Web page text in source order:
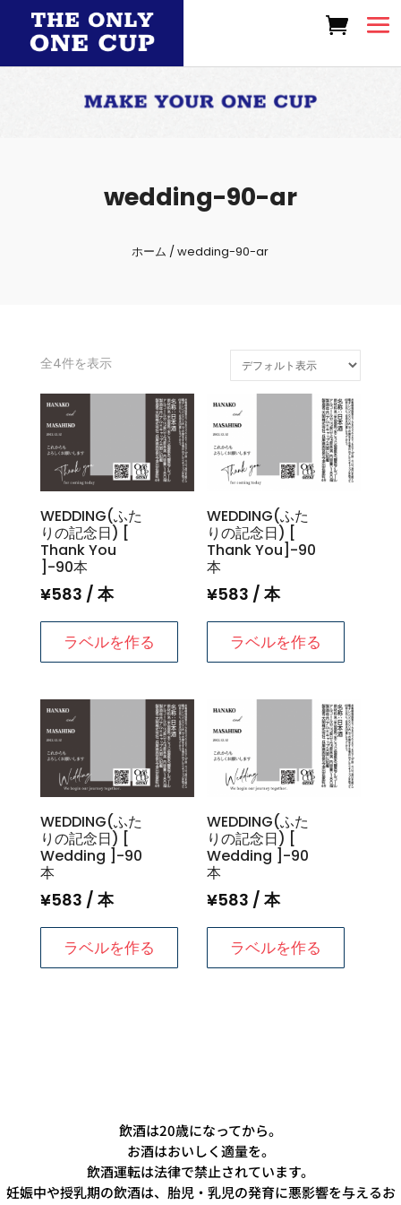
wedding-90-ar
ホーム / wedding-90-ar
全4件を表示
WEDDING(ふた
りの記念日) [
Thank You
]-90本
¥583 / 本
ラベルを作る
WEDDING(ふた
りの記念日) [
Thank You]-90
本
¥583 / 本
ラベルを作る
WEDDING(ふた
りの記念日) [
Wedding ]-90
本
¥583 / 本
ラベルを作る
WEDDING(ふた
りの記念日) [
Wedding ]-90
本
¥583 / 本
ラベルを作る
飲酒は20歳になってから。
お酒はおいしく適量を。
飲酒運転は法律で禁止されています。
妊娠中や授乳期の飲酒は、胎児・乳児の発育に悪影響を与えるお